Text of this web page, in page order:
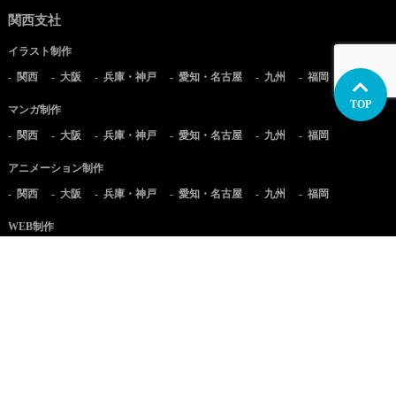
TOP
関西支社
イラスト制作
関西 大阪 兵庫・神戸 愛知・名古屋 九州 福岡
マンガ制作
関西 大阪 兵庫・神戸 愛知・名古屋 九州 福岡
アニメーション制作
関西 大阪 兵庫・神戸 愛知・名古屋 九州 福岡
WEB制作